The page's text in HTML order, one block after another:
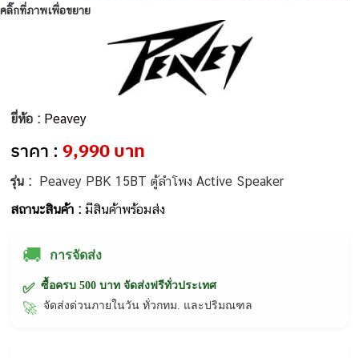
คลิ๊กที่ภาพเพื่อขยาย
ยี่ห้อ : Peavey
ราคา :9,990 บาท
รุ่น :
Peavey PBK 15BT ตู้ลำโพง Active Speaker
สถานะสินค้า :มีสินค้าพร้อมส่ง
🚚 การจัดส่ง
✅ ซื้อครบ 500 บาท จัดส่งฟรีทั่วประเทศ
🚀 จัดส่งด่วนภายในวัน ทั่วกทม. และปริมณฑล